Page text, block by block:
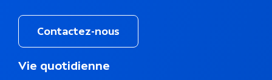
Contactez-nous
M
Vie quotidienne